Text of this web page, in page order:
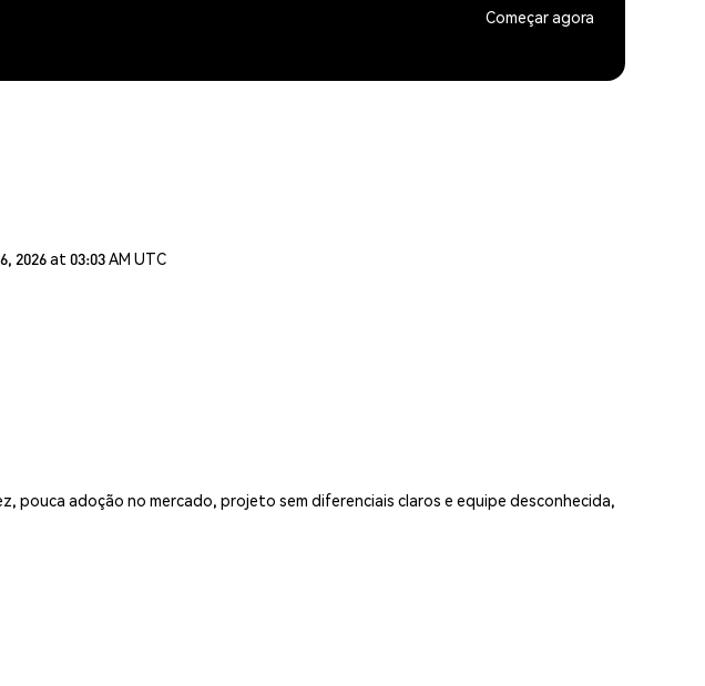
Começar agora
at 03:03 AM UTC
pouca adoção no mercado, projeto sem diferenciais claros e equipe desconhecida,